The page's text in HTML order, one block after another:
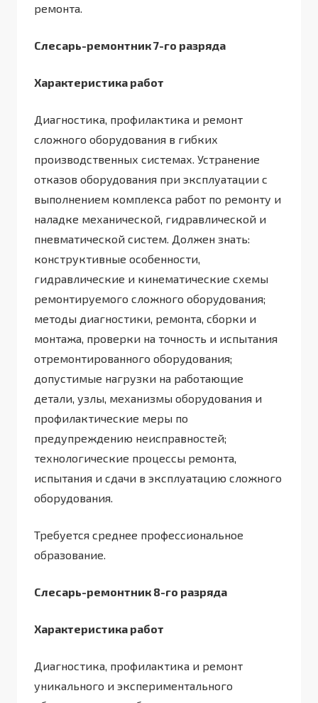
ремонта.
Слесарь-ремонтник 7-го разряда
Характеристика работ
Диагностика, профилактика и ремонт
сложного оборудования в гибких
производственных системах. Устранение
отказов оборудования при эксплуатации с
выполнением комплекса работ по ремонту и
наладке механической, гидравлической и
пневматической систем. Должен знать:
конструктивные особенности,
гидравлические и кинематические схемы
ремонтируемого сложного оборудования;
методы диагностики, ремонта, сборки и
монтажа, проверки на точность и испытания
отремонтированного оборудования;
допустимые нагрузки на работающие
детали, узлы, механизмы оборудования и
профилактические меры по
предупреждению неисправностей;
технологические процессы ремонта,
испытания и сдачи в эксплуатацию сложного
оборудования.
Требуется среднее профессиональное
образование.
Слесарь-ремонтник 8-го разряда
Характеристика работ
Диагностика, профилактика и ремонт
уникального и экспериментального